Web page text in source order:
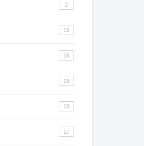
2
16
16
19
18
17